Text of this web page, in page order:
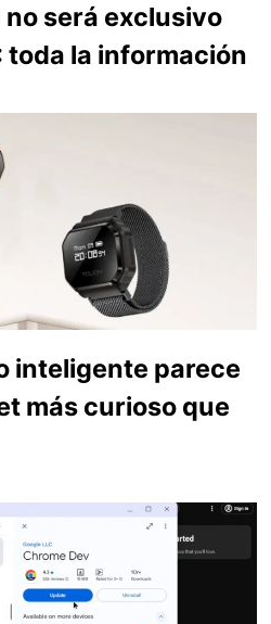
será exclusivo
toda la información
inteligente parece
más curioso que